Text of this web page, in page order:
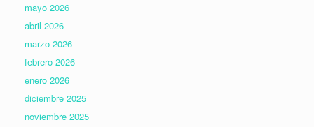
mayo 2026
abril 2026
marzo 2026
febrero 2026
enero 2026
diciembre 2025
noviembre 2025